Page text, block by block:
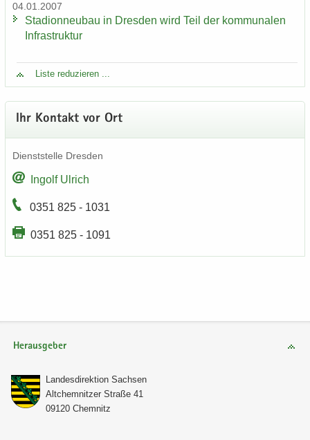
04.01.2007
Sta­di­on­neu­bau in Dres­den wird Teil der kom­mu­na­len
In­fra­struk­tur
Liste re­du­zie­ren ...
Ihr Kon­takt vor Ort
Dienst­stel­le Dres­den
In­golf Ul­rich
0351 825 - 1031
0351 825 - 1091
Herausgeber
Lan­des­di­rek­ti­on Sach­sen
Alt­chem­nit­zer Stra­ße 41
09120 Chem­nitz